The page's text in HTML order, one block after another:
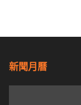
新聞月曆